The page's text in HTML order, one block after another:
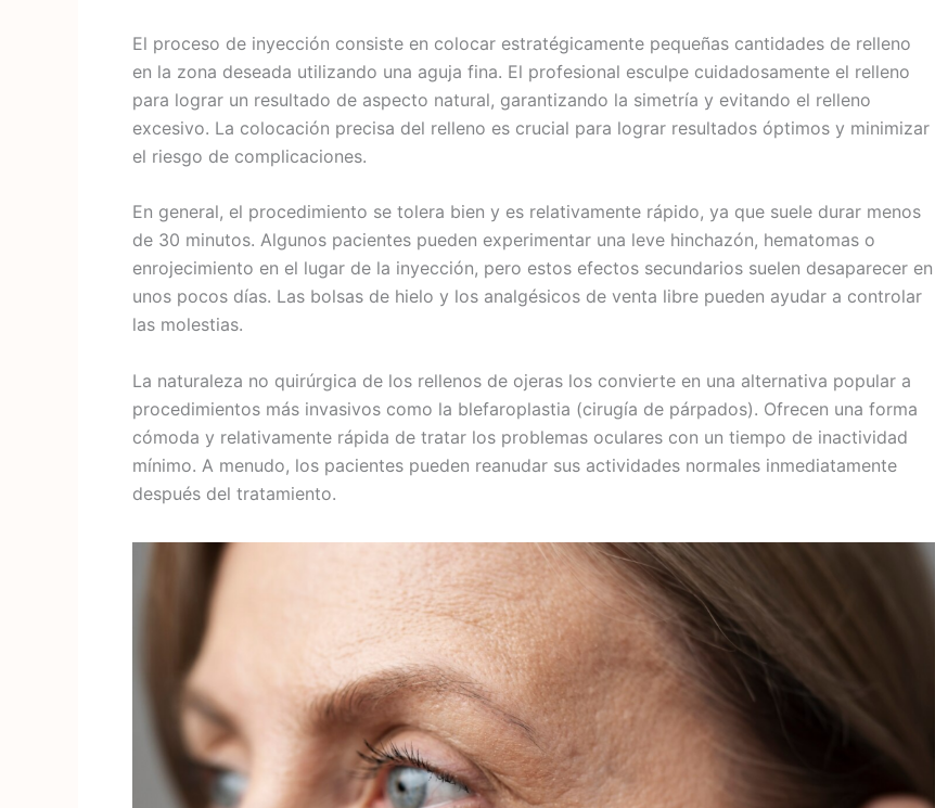
El proceso de inyección consiste en colocar estratégicamente pequeñas cantidades de relleno
en la zona deseada utilizando una aguja fina. El profesional esculpe cuidadosamente el relleno
para lograr un resultado de aspecto natural, garantizando la simetría y evitando el relleno
excesivo. La colocación precisa del relleno es crucial para lograr resultados óptimos y minimizar
el riesgo de complicaciones.
En general, el procedimiento se tolera bien y es relativamente rápido, ya que suele durar menos
de 30 minutos. Algunos pacientes pueden experimentar una leve hinchazón, hematomas o
enrojecimiento en el lugar de la inyección, pero estos efectos secundarios suelen desaparecer en
unos pocos días. Las bolsas de hielo y los analgésicos de venta libre pueden ayudar a controlar
las molestias.
La naturaleza no quirúrgica de los rellenos de ojeras los convierte en una alternativa popular a
procedimientos más invasivos como la blefaroplastia (cirugía de párpados). Ofrecen una forma
cómoda y relativamente rápida de tratar los problemas oculares con un tiempo de inactividad
mínimo. A menudo, los pacientes pueden reanudar sus actividades normales inmediatamente
después del tratamiento.